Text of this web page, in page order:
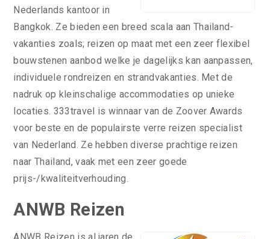
Nederlands kantoor in
Bangkok. Ze bieden een breed scala aan Thailand-
vakanties zoals; reizen op maat met een zeer flexibel
bouwstenen aanbod welke je dagelijks kan aanpassen,
individuele rondreizen en strandvakanties. Met de
nadruk op kleinschalige accommodaties op unieke
locaties. 333travel is winnaar van de Zoover Awards
voor beste en de populairste verre reizen specialist
van Nederland. Ze hebben diverse prachtige reizen
naar Thailand, vaak met een zeer goede
prijs-/kwaliteitverhouding.
ANWB Reizen